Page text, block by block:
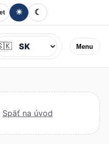
☀ ☾
Menu
Jazyk
Späť na úvod